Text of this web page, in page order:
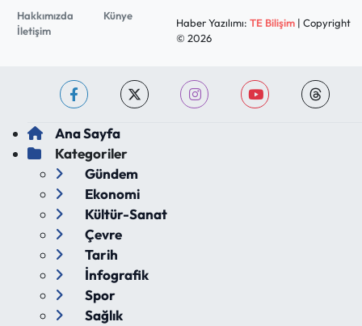
Hakkımızda
Künye
İletişim
Haber Yazılımı: TE Bilişim| Copyright
© 2026
Ana Sayfa
Kategoriler
Gündem
Ekonomi
Kültür-Sanat
Çevre
Tarih
İnfografik
Spor
Sağlık